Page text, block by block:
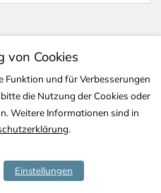
auf INSTAGRAM verfolgen
TJS YACHTING
von Cookies
Funktion und für Verbesserungen
die Nutzung der Cookies oder
Weitere Informationen sind in
.
Einstellungen